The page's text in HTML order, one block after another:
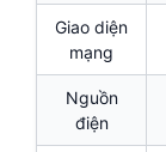
Giao diện
mạng
Nguồn
điện